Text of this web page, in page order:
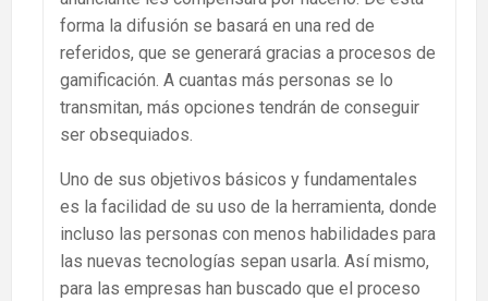
forma la difusión se basará en una red de
referidos, que se generará gracias a procesos de
gamificación. A cuantas más personas se lo
transmitan, más opciones tendrán de conseguir
ser obsequiados.
Uno de sus objetivos básicos y fundamentales
es la facilidad de su uso de la herramienta, donde
incluso las personas con menos habilidades para
las nuevas tecnologías sepan usarla. Así mismo,
para las empresas han buscado que el proceso